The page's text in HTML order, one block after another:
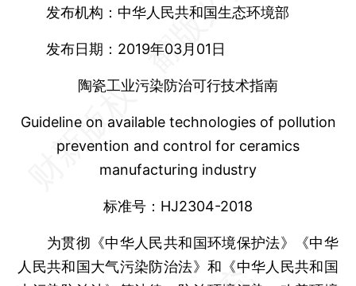
发布机构：中华人民共和国生态环境部
发布日期：2019年03月01日
陶瓷工业污染防治可行技术指南
Guideline on available technologies of pollution
prevention and control for ceramics
manufacturing industry
标准号：HJ2304-2018
为贯彻《中华人民共和国环境保护法》《中华
人民共和国大气污染防治法》和《中华人民共和国